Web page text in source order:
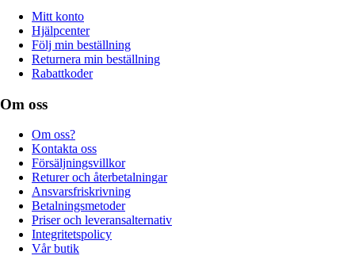
Mitt konto
Hjälpcenter
Följ min beställning
Returnera min beställning
Rabattkoder
Om oss
Om oss?
Kontakta oss
Försäljningsvillkor
Returer och återbetalningar
Ansvarsfriskrivning
Betalningsmetoder
Priser och leveransalternativ
Integritetspolicy
Vår butik